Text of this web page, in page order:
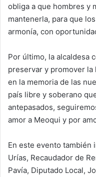
obliga a que hombres y
mantenerla, para que
armonía, con
Por último, la alcaldesa
preservar y promover
en la memoria de las
país libre y soberano
antepasados,
amor a Meoqui y por
En este evento también
Urías, Recaudador de
Pavía, Diputado Local,